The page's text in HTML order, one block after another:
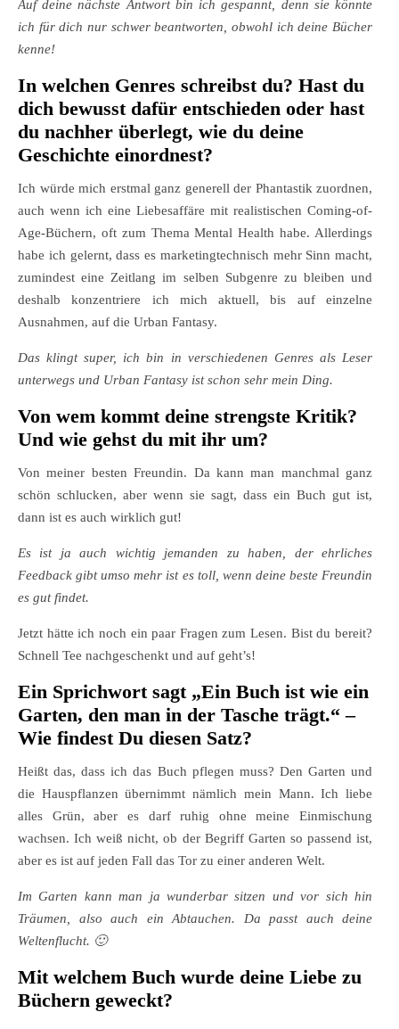
Auf deine nächste Antwort bin ich gespannt, denn sie könnte
ich für dich nur schwer beantworten, obwohl ich deine Bücher
kenne!
In welchen Genres schreibst du? Hast du
dich bewusst dafür entschieden oder hast
du nachher überlegt, wie du deine
Geschichte einordnest?
Ich würde mich erstmal ganz generell der Phantastik zuordnen,
auch wenn ich eine Liebesaffäre mit realistischen Coming-of-
Age-Büchern, oft zum Thema Mental Health habe. Allerdings
habe ich gelernt, dass es marketingtechnisch mehr Sinn macht,
zumindest eine Zeitlang im selben Subgenre zu bleiben und
deshalb konzentriere ich mich aktuell, bis auf einzelne
Ausnahmen, auf die Urban Fantasy.
Das klingt super, ich bin in verschiedenen Genres als Leser
unterwegs und Urban Fantasy ist schon sehr mein Ding.
Von wem kommt deine strengste Kritik?
Und wie gehst du mit ihr um?
Von meiner besten Freundin. Da kann man manchmal ganz
schön schlucken, aber wenn sie sagt, dass ein Buch gut ist,
dann ist es auch wirklich gut!
Es ist ja auch wichtig jemanden zu haben, der ehrliches
Feedback gibt umso mehr ist es toll, wenn deine beste Freundin
es gut findet.
Jetzt hätte ich noch ein paar Fragen zum Lesen. Bist du bereit?
Schnell Tee nachgeschenkt und auf geht’s!
Ein Sprichwort sagt „Ein Buch ist wie ein
Garten, den man in der Tasche trägt.“ –
Wie findest Du diesen Satz?
Heißt das, dass ich das Buch pflegen muss? Den Garten und
die Hauspflanzen übernimmt nämlich mein Mann. Ich liebe
alles Grün, aber es darf ruhig ohne meine Einmischung
wachsen. Ich weiß nicht, ob der Begriff Garten so passend ist,
aber es ist auf jeden Fall das Tor zu einer anderen Welt.
Im Garten kann man ja wunderbar sitzen und vor sich hin
Träumen, also auch ein Abtauchen. Da passt auch deine
Weltenflucht. 🙂
Mit welchem Buch wurde deine Liebe zu
Büchern geweckt?